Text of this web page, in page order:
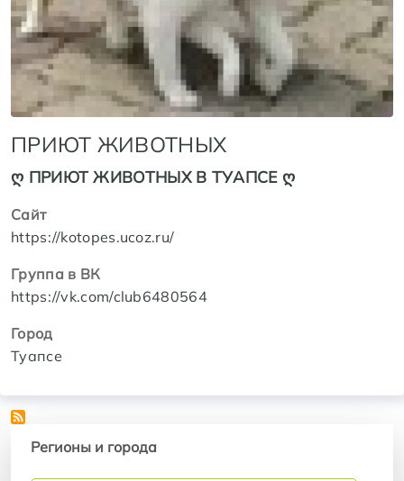
ПРИЮТ ЖИВОТНЫХ
ღ ПРИЮТ ЖИВОТНЫХ В ТУАПСЕ ღ
Сайт
https://kotopes.ucoz.ru/
Группа в ВК
https://vk.com/club6480564
Город
Туапсе
Регионы и города